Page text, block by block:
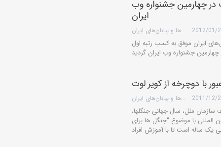
چهارمین جشنواره وب
ایران
گروه کویرها و بیابان‌های ایران 2012/01/
ایران موفق به کسب رتبه اول
با دوچرخه از کویر لوت
گروه کویرها و بیابان‌های ایران 2011/12/
سال جهانی جنگلها سال 2011 از طرف سازمان ملل، سال جهانی جنگلها،
با موضوع “جنگل ها برای